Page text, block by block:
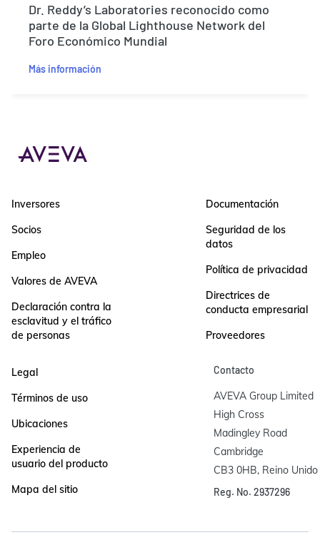
Dr. Reddy’s Laboratories reconocido como
parte de la Global Lighthouse Network del
Foro Económico Mundial
Más información
Inversores
Socios
Empleo
Valores de AVEVA
Declaración contra la
esclavitud y el tráfico
de personas
Documentación
Seguridad de los
datos
Política de privacidad
Directrices de
conducta empresarial
Proveedores
Legal
Términos de uso
Ubicaciones
Experiencia de
usuario del producto
Mapa del sitio
Contacto
AVEVA Group Limited
High Cross
Madingley Road
Cambridge
CB3 0HB, Reino Unido
Reg. No. 2937296